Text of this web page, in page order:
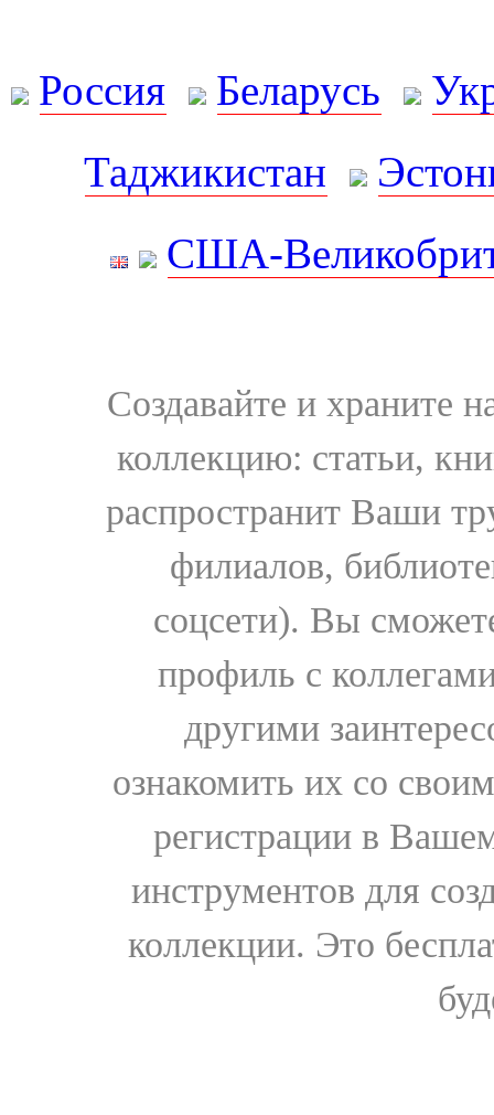
Россия Беларусь
Таджикистан
США-
Создавайте и храните
коллекцию: статьи,
распространит Ваши
филиалов,
соцсети). Вы
профиль с
другими
ознакомить их со
регистрации в
инструментов для
коллекции. Это